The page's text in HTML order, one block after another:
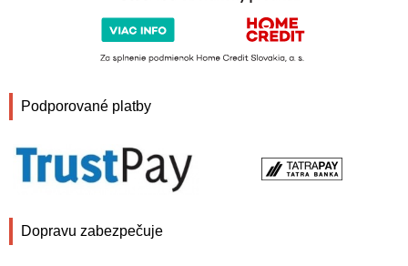
Podporované platby
Dopravu zabezpečuje